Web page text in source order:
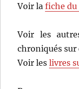
Voir lafiche
Voir les
chroniqués sur
Voir leslivres